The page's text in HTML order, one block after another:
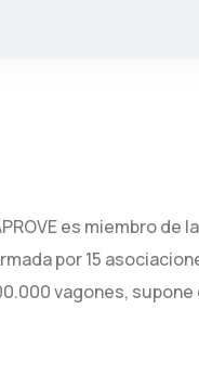
es miembro de
por 15
vagones,